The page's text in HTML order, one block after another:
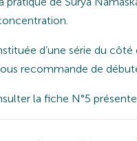
d’une série du
recommande de
la fiche N°5